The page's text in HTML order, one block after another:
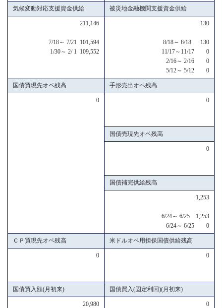
気候変動対応支援資金供給 被災地金融機関支援資金供給
211,146
7/18～ 7/21 101,594
1/30～ 2/ 1 109,552
130
8/18～ 8/18 130
11/17～11/17 0
2/16～ 2/16 0
5/12～ 5/12 0
国債買現先オペ残高 手形売出オペ残高
0 0
国債売現先オペ残高
0
国債補完供給残高
1,253
6/24～ 6/25 1,253
6/24～ 6/25 0
ＣＰ買現先オペ残高 米ドルオペ用担保国債供給残高
0 0
国債買入額(月初来) 国債買入(固定利回)(月初来)
20,980 0